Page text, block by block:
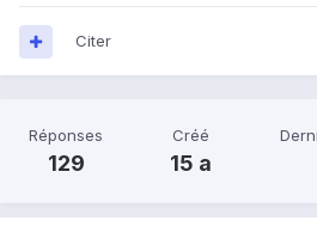
Citer
Réponses
129
Créé
15 a